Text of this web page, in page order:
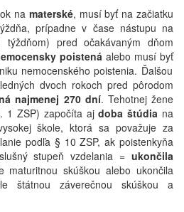
na materské, musí byť na začiatku
prípadne v čase nástupu na
pred očakávaným dňom
poistená alebo musí byť
nemocenského poistenia. Ďalšou
dvoch rokoch pred pôrodom
najmenej 270 dní. Tehotnej žene
1 ZSP) započíta ajdoba štúdia na
škole, ktorá sa považuje za
podľa § 10 ZSP, ak poistenkyňa
stupeň vzdelania = ukončila
maturitnou skúškou alebo ukončila
štátnou záverečnou skúškou a